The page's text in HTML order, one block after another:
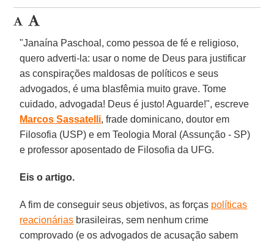
"Janaína Paschoal, como pessoa de fé e religioso,
quero adverti-la: usar o nome de Deus para justificar
as conspirações maldosas de políticos e seus
advogados, é uma blasfêmia muito grave. Tome
cuidado, advogada! Deus é justo! Aguarde!", escreve
Marcos Sassatelli, frade dominicano, doutor em
Filosofia (USP) e em Teologia Moral (Assunção - SP)
e professor aposentado de Filosofia da UFG.
Eis o artigo.
A fim de conseguir seus objetivos, as forças políticas
reacionárias brasileiras, sem nenhum crime
comprovado (e os advogados de acusação sabem